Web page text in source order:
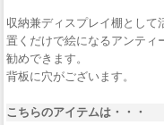
収納兼ディスプレイ棚として
置くだけで絵になるアンティ
勧めできます。
背板に穴がございます。
こちらのアイテムは・・・